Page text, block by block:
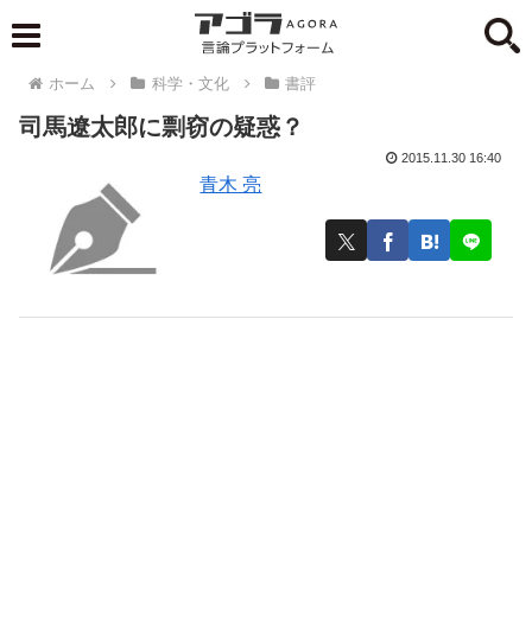
ホーム 科学・文化 書評
司馬遼太郎に剽窃の疑惑？
青木 亮
2015.11.30 16:40